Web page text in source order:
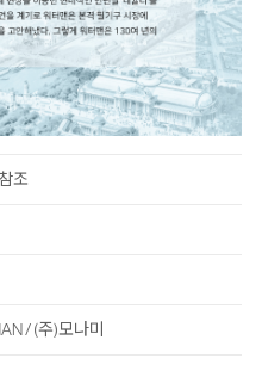
조
/ (주)모나미